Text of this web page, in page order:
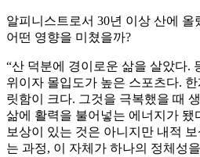
알피니스트로서 30년 이상 산에 올
어떤 영향을 미쳤을까?
“산 덕분에 경이로운 삶을 살았다.
위이자 몰입도가 높은 스포츠다.
릿함이 크다. 그것을 극복했을 때
삶에 활력을 불어넣는 에너지가 됐
보상이 있는 것은 아니지만 내적
는 과정, 이 자체가 하나의 정체성